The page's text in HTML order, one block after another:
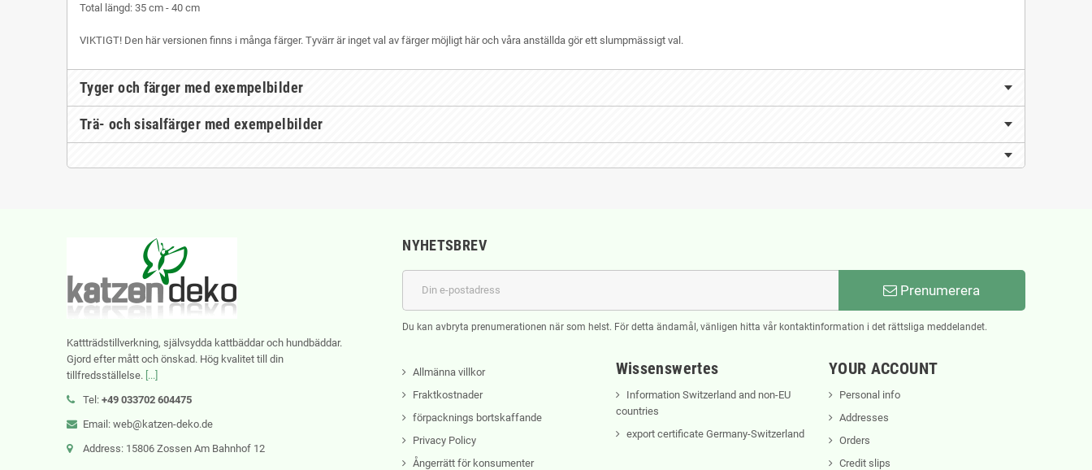
Total längd: 35 cm - 40 cm
VIKTIGT! Den här versionen finns i många färger. Tyvärr är inget val av färger möjligt här och våra anställda gör ett slumpmässigt val.
Tyger och färger med exempelbilder
Trä- och sisalfärger med exempelbilder
Kattträdstillverkning, självsydda kattbäddar och hundbäddar.
Gjord efter mått och önskad. Hög kvalitet till din
tillfredsställelse. [...]
Tel: +49 033702 604475
Email: web@katzen-deko.de
Address: 15806 Zossen Am Bahnhof 12
NYHETSBREV
Prenumerera
Du kan avbryta prenumerationen när som helst. För detta ändamål, vänligen hitta vår kontaktinformation i det rättsliga meddelandet.
Allmänna villkor
Fraktkostnader
förpacknings bortskaffande
Privacy Policy
Ångerrätt för konsumenter
Wissenswertes
Information Switzerland and non-EU
countries
export certificate Germany-Switzerland
YOUR ACCOUNT
Personal info
Addresses
Orders
Credit slips